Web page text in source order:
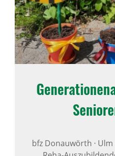
bfz Donauwörth · Ulm